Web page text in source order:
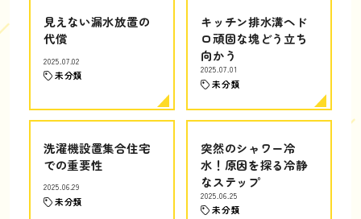
見えない漏水放置の
代償
2025.07.02
未分類
キッチン排水溝ヘド
ロ頑固な塊どう立ち
向かう
2025.07.01
未分類
洗濯機設置集合住宅
での重要性
2025.06.29
未分類
突然のシャワー冷
水！原因を探る冷静
なステップ
2025.06.25
未分類